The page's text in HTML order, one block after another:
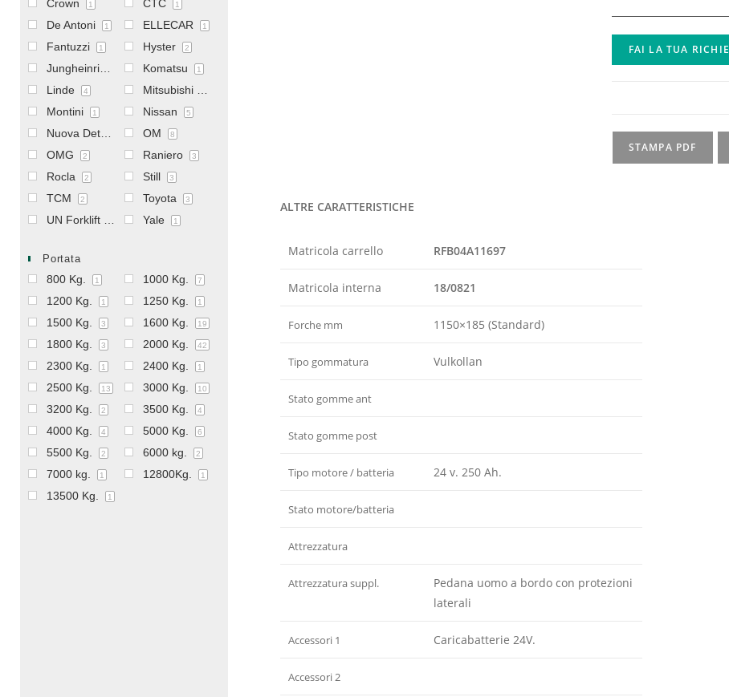
Crown 1 CTC 1
De Antoni 1 ELLECAR 1
Fantuzzi 1 Hyster 2
Jungheinrich Komatsu 1
Linde 4 Mitsubishi 69
Montini 1 Nissan 5
Nuova Detas 1 OM 8
OMG 2 Raniero 3
Rocla 2 Still 3
TCM 2 Toyota 3
UN Forklift 1 Yale 1
Portata
800 Kg. 1 1000 Kg. 7
1200 Kg. 1 1250 Kg. 1
1500 Kg. 3 1600 Kg. 19
1800 Kg. 3 2000 Kg. 42
2300 Kg. 1 2400 Kg. 1
2500 Kg. 13 3000 Kg. 10
3200 Kg. 2 3500 Kg. 4
4000 Kg. 4 5000 Kg. 6
5500 Kg. 2 6000 kg. 2
7000 kg. 1 12800Kg. 1
13500 Kg. 1
FAI LA TUA
STAMPA PDF
ALTRE CARATTERISTICHE
Matricola carrello RFB04A11697
Matricola interna 18/0821
Forche mm 1150×185 (Standard)
Tipo gommatura Vulkollan
Stato gomme ant
Stato gomme post
Tipo motore / batteria 24 v. 250 Ah.
Stato motore/batteria
Attrezzatura
Attrezzatura suppl.
Pedana uomo a bordo con protezioni
laterali
Accessori 1 Caricabatterie 24V.
Accessori 2